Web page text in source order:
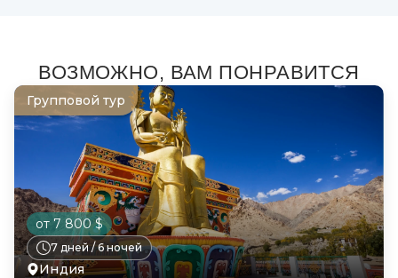
ВОЗМОЖНО, ВАМ ПОНРАВИТСЯ
от 7 800 $
7 дней / 6 ночей
Индия
Групповой тур